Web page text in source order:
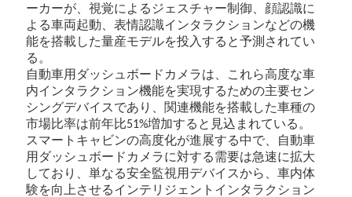
ーカーが、視覚によるジェスチャー制御、顔認識に
よる車両起動、表情認識インタラクションなどの機
能を搭載した量産モデルを投入すると予測されてい
る。
自動車用ダッシュボードカメラは、これら高度な車
内インタラクション機能を実現するための主要セン
シングデバイスであり、関連機能を搭載した車種の
市場比率は前年比51%増加すると見込まれている。
スマートキャビンの高度化が進展する中で、自動車
用ダッシュボードカメラに対する需要は急速に拡大
しており、単なる安全監視用デバイスから、車内体
験を向上させるインテリジェントインタラクション